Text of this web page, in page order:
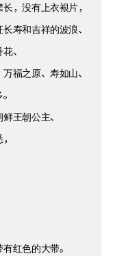
，没有上衣裉片，
寿和吉祥的波浪、
、
福之原、寿如山、
王朝公主、
红色的大带。